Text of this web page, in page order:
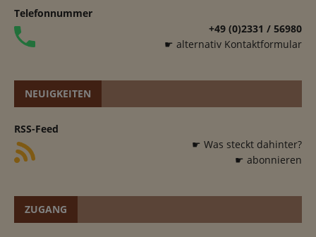
Telefonnummer
+49 (0)2331 / 56980
☛ alternativ Kontaktformular
NEUIGKEITEN
RSS-Feed
☛ Was steckt dahinter?
☛ abonnieren
ZUGANG